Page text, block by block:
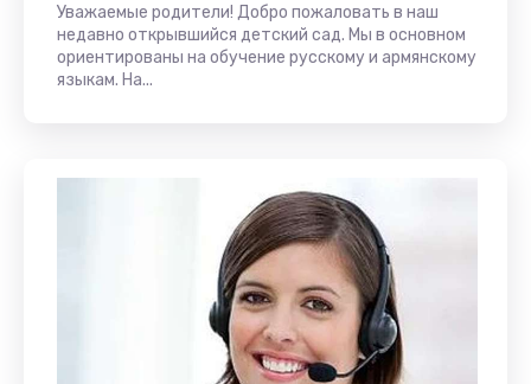
Уважаемые родители! Добро пожаловать в наш
недавно открывшийся детский сад. Мы в основном
ориентированы на обучение русскому и армянскому
языкам. На...